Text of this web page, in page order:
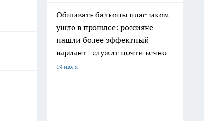
Обшивать балконы пластиком
ушло в прошлое: россияне
нашли более эффектный
вариант - служит почти вечно
19 июля